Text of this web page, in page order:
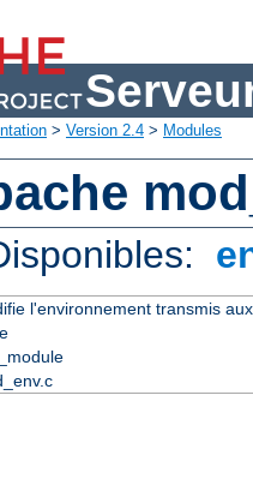
> Version 2.4 > Modules
l'environnement transmis